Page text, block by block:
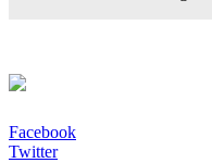
Facebook
Twitter